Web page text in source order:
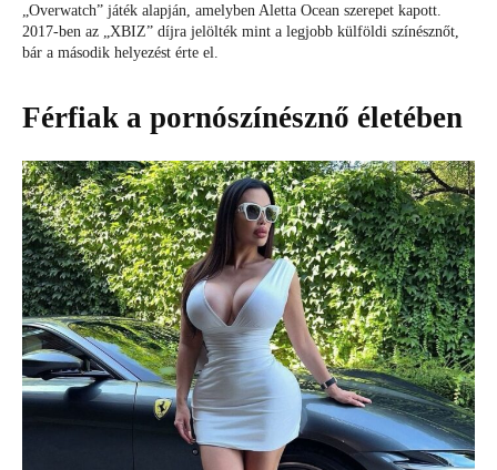
„Overwatch” játék alapján, amelyben Aletta Ocean szerepet kapott.
2017-ben az „XBIZ” díjra jelölték mint a legjobb külföldi színésznőt,
bár a második helyezést érte el.
Férfiak a pornószínésznő életében